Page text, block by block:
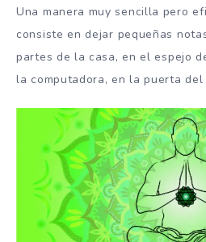
Una manera muy sencilla pero
consiste en dejar pequeñas
partes de la casa, en el espejo
la computadora, en la puerta del